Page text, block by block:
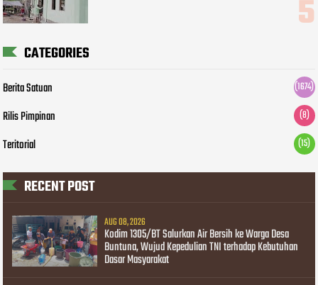
CATEGORIES
Berita Satuan (1674)
Rilis Pimpinan (8)
Teritorial (15)
RECENT POST
AUG 08, 2026
Kodim 1305/BT Salurkan Air Bersih ke Warga Desa
Buntuna, Wujud Kepedulian TNI terhadap Kebutuhan
Dasar Masyarakat